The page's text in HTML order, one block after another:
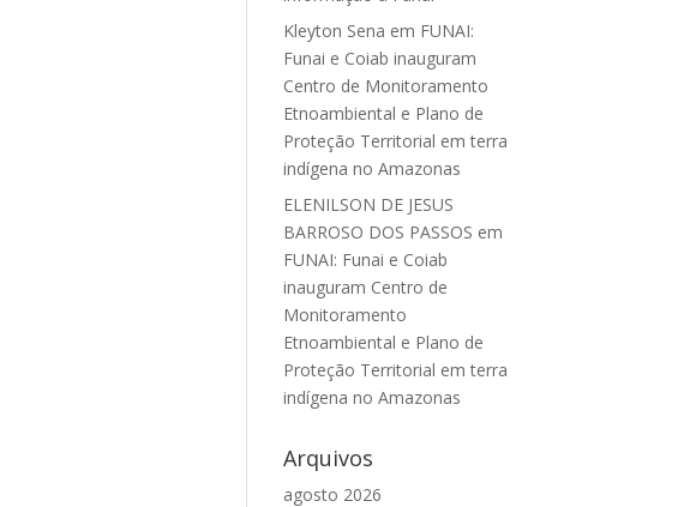
Kleyton Sena em FUNAI:
Funai e Coiab inauguram
Centro de Monitoramento
Etnoambiental e Plano de
Proteção Territorial em terra
indígena no Amazonas
ELENILSON DE JESUS
BARROSO DOS PASSOS em
FUNAI: Funai e Coiab
inauguram Centro de
Monitoramento
Etnoambiental e Plano de
Proteção Territorial em terra
indígena no Amazonas
Arquivos
agosto 2026